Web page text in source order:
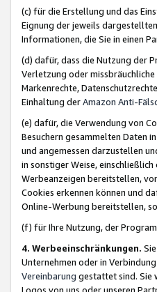
(c) für die Erstellung und das
Eignung der jeweils
Informationen, die Sie in einen
(d) dafür, dass die Nutzung der
Verletzung oder
Markenrechte,
Einhaltung derAmazon Anti-
(e) dafür, die Verwendung von
Besuchern gesammelten Daten
und angemessen darzustellen
in sonstiger Weise,
Werbeanzeigen bereitstellen,
Cookies erkennen können und
Online-Werbung bereitstellen,
(f) für Ihre Nutzung, der
4. Werbeeinschränkungen.
Unternehmen oder in
Vereinbarung gestattet sind. Sie
Logos von uns oder unseren